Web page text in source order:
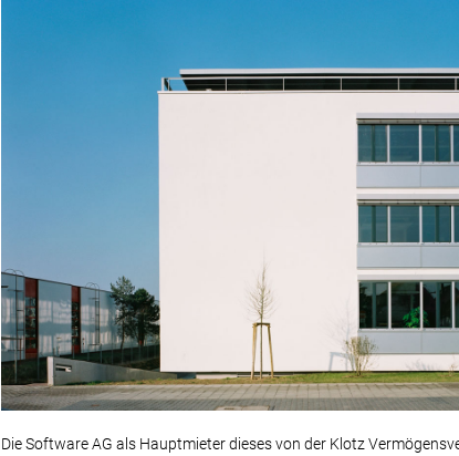
Die Software AG als Hauptmieter dieses von der Klotz